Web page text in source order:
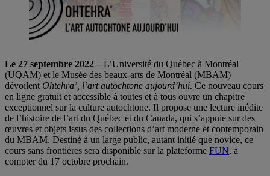
Le 27 septembre 2022 – L’Université du Québec à Montréal
(UQAM) et le Musée des beaux-arts de Montréal (MBAM)
dévoilent Ohtehra’, l’art autochtone aujourd’hui. Ce nouveau cours
en ligne gratuit et accessible à toutes et à tous ouvre un chapitre
exceptionnel sur la culture autochtone. Il propose une lecture inédite
de l’histoire de l’art du Québec et du Canada, qui s’appuie sur des
œuvres et objets issus des collections d’art moderne et contemporain
du MBAM. Destiné à un large public, autant initié que novice, ce
cours sans frontières sera disponible sur la plateforme FUN, à
compter du 17 octobre prochain.